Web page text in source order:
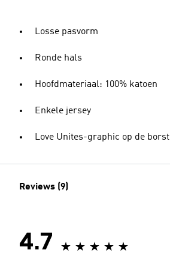
Losse pasvorm
Ronde hals
Hoofdmateriaal: 100% katoen
Enkele jersey
Love Unites-graphic op de borst
Reviews (9)
4.7